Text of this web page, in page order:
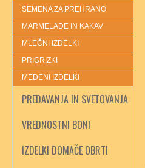
SEMENA ZA PREHRANO
MARMELADE IN KAKAV
MLEČNI IZDELKI
PRIGRIZKI
MEDENI IZDELKI
PREDAVANJA IN SVETOVANJA
VREDNOSTNI BONI
IZDELKI DOMAČE OBRTI